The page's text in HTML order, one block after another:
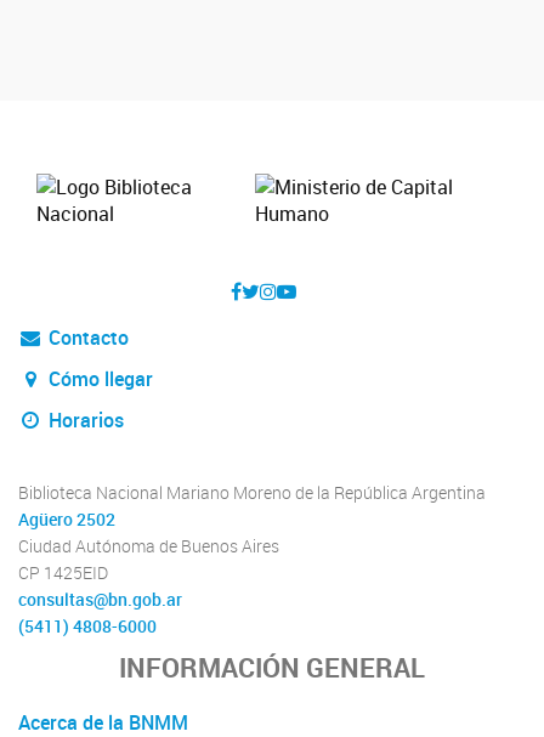
Contacto
Cómo llegar
Horarios
Biblioteca Nacional Mariano Moreno de la República Argentina
Agüero 2502
Ciudad Autónoma de Buenos Aires
CP 1425EID
consultas@bn.gob.ar
(5411) 4808-6000
INFORMACIÓN GENERAL
Acerca de la BNMM